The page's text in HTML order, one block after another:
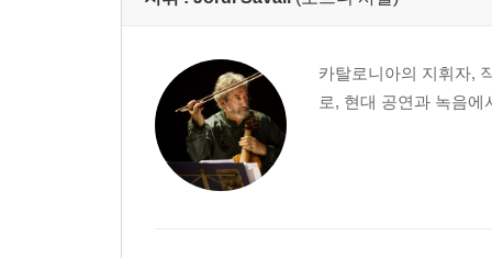
카탈로니아의 지휘자,
로, 현대 공연과 녹음